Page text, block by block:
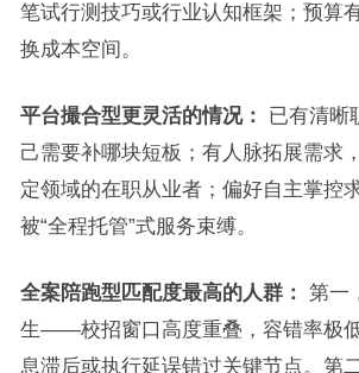
笔试行测技巧或行业认知框架；预算
换成本空间。
平台撮合型更灵活的情况：
已有清晰
己需要补哪块短板；有人脉拓展需求
定领域的在职从业者；偏好自主掌控
被“全程托管”式服务束缚。
全案陪跑型匹配度最高的人群：
第一
生——校招窗口高度重叠，容错率极
息滞后或执行延误错过关键节点。第